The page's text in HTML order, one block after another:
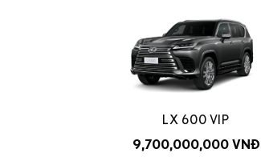
LX 600 VIP
9,700,000,000 VNĐ